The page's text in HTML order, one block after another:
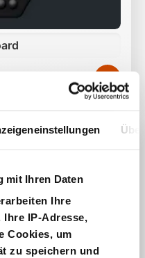
mit Ihren Daten
Ihre
Ihre IP-Adresse,
Cookies, um
zu speichern und